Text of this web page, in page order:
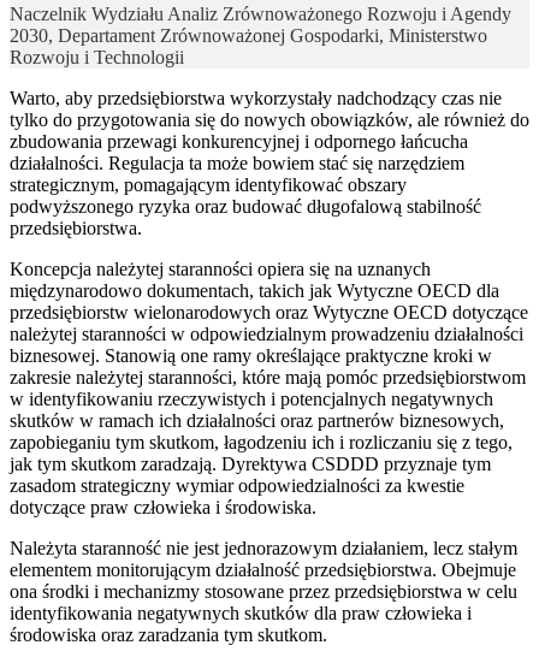
Naczelnik Wydziału Analiz Zrównoważonego Rozwoju i Agendy
2030, Departament Zrównoważonej Gospodarki, Ministerstwo
Rozwoju i Technologii
Warto, aby przedsiębiorstwa wykorzystały nadchodzący czas nie
tylko do przygotowania się do nowych obowiązków, ale również do
zbudowania przewagi konkurencyjnej i odpornego łańcucha
działalności. Regulacja ta może bowiem stać się narzędziem
strategicznym, pomagającym identyfikować obszary
podwyższonego ryzyka oraz budować długofalową stabilność
przedsiębiorstwa.
Koncepcja należytej staranności opiera się na uznanych
międzynarodowo dokumentach, takich jak Wytyczne OECD dla
przedsiębiorstw wielonarodowych oraz Wytyczne OECD dotyczące
należytej staranności w odpowiedzialnym prowadzeniu działalności
biznesowej. Stanowią one ramy określające praktyczne kroki w
zakresie należytej staranności, które mają pomóc przedsiębiorstwom
w identyfikowaniu rzeczywistych i potencjalnych negatywnych
skutków w ramach ich działalności oraz partnerów biznesowych,
zapobieganiu tym skutkom, łagodzeniu ich i rozliczaniu się z tego,
jak tym skutkom zaradzają. Dyrektywa CSDDD przyznaje tym
zasadom strategiczny wymiar odpowiedzialności za kwestie
dotyczące praw człowieka i środowiska.
Należyta staranność nie jest jednorazowym działaniem, lecz stałym
elementem monitorującym działalność przedsiębiorstwa. Obejmuje
ona środki i mechanizmy stosowane przez przedsiębiorstwa w celu
identyfikowania negatywnych skutków dla praw człowieka i
środowiska oraz zaradzania tym skutkom.